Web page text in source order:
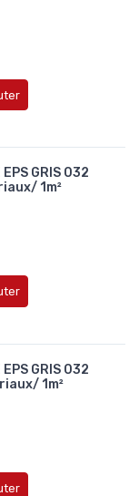
GRIS 032
1m²
EPS GRIS 032
1m²